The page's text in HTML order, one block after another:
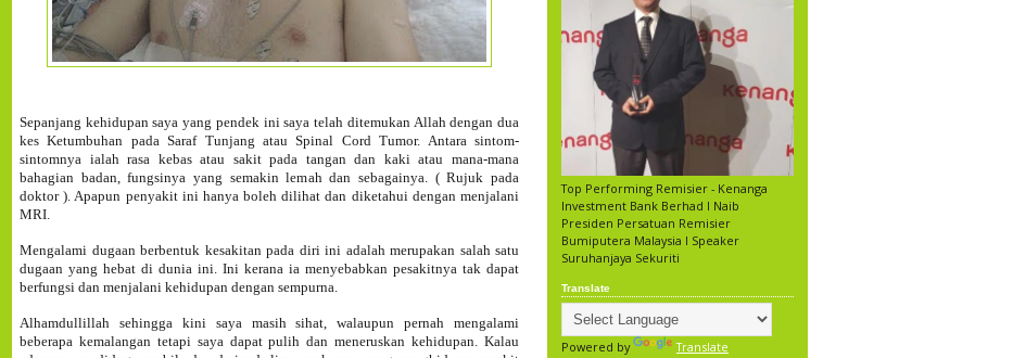
Sepanjang kehidupan saya yang pendek ini saya telah ditemukan Allah dengan dua
kes Ketumbuhan pada Saraf Tunjang atau Spinal Cord Tumor. Antara sintom-
sintomnya ialah rasa kebas atau sakit pada tangan dan kaki atau mana-mana
bahagian badan, fungsinya yang semakin lemah dan sebagainya. ( Rujuk pada
doktor ). Apapun penyakit ini hanya boleh dilihat dan diketahui dengan menjalani
MRI.
Mengalami dugaan berbentuk kesakitan pada diri ini adalah merupakan salah satu
dugaan yang hebat di dunia ini. Ini kerana ia menyebabkan pesakitnya tak dapat
berfungsi dan menjalani kehidupan dengan sempurna.
Alhamdullillah sehingga kini saya masih sihat, walaupun pernah mengalami
beberapa kemalangan tetapi saya dapat pulih dan meneruskan kehidupan. Kalau
Top Performing Remisier - Kenanga
Investment Bank Berhad l Naib
Presiden Persatuan Remisier
Bumiputera Malaysia l Speaker
Suruhanjaya Sekuriti
Translate
Powered by Translate